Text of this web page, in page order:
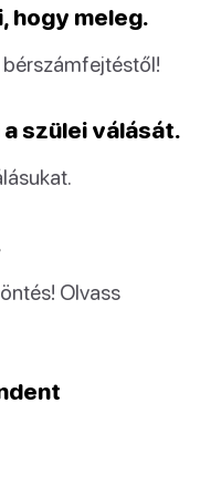
hogy meleg.
szülei válását.
Olvass